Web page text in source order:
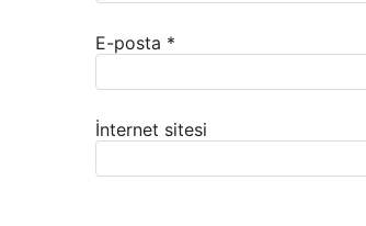
E-posta *
İnternet sitesi